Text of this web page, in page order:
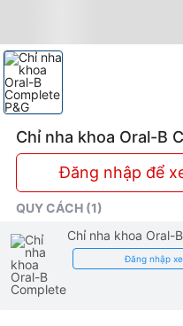
Chỉ nha khoa Oral-B
Đăng nhập để
QUY CÁCH (1)
Chỉ nha khoa Oral-
Đăng nhập